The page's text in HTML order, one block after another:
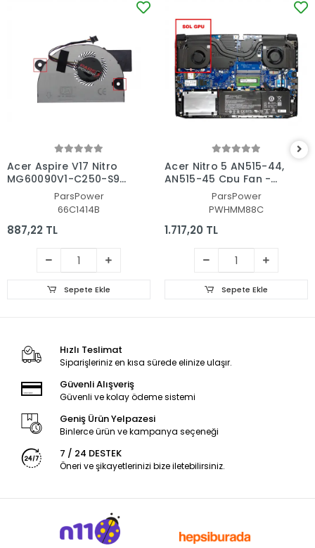
Acer Aspire V17 Nitro
MG60090V1-C250-S9C
CPU Fan - İşlemci Fanı
ParsPower
66C1414B
887,22 TL
Sepete Ekle
Acer Nitro 5 AN515-44,
AN515-45 Cpu Fan -
İşlemci Fanı Ver.2
ParsPower
PWHMM88C
1.717,20 TL
Sepete Ekle
Hızlı Teslimat
Siparişleriniz en kısa sürede elinize ulaşır.
Güvenli Alışveriş
Güvenli ve kolay ödeme sistemi
Geniş Ürün Yelpazesi
Binlerce ürün ve kampanya seçeneği
7 / 24 DESTEK
Öneri ve şikayetlerinizi bize iletebilirsiniz.